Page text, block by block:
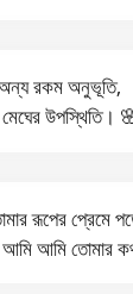
রকম অনুভূতি,
উপস্থিতি।
রূপের প্রেমে
আমি আমি তোমার